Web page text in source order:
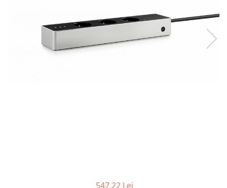
Mouse Pad
547,22 Lei